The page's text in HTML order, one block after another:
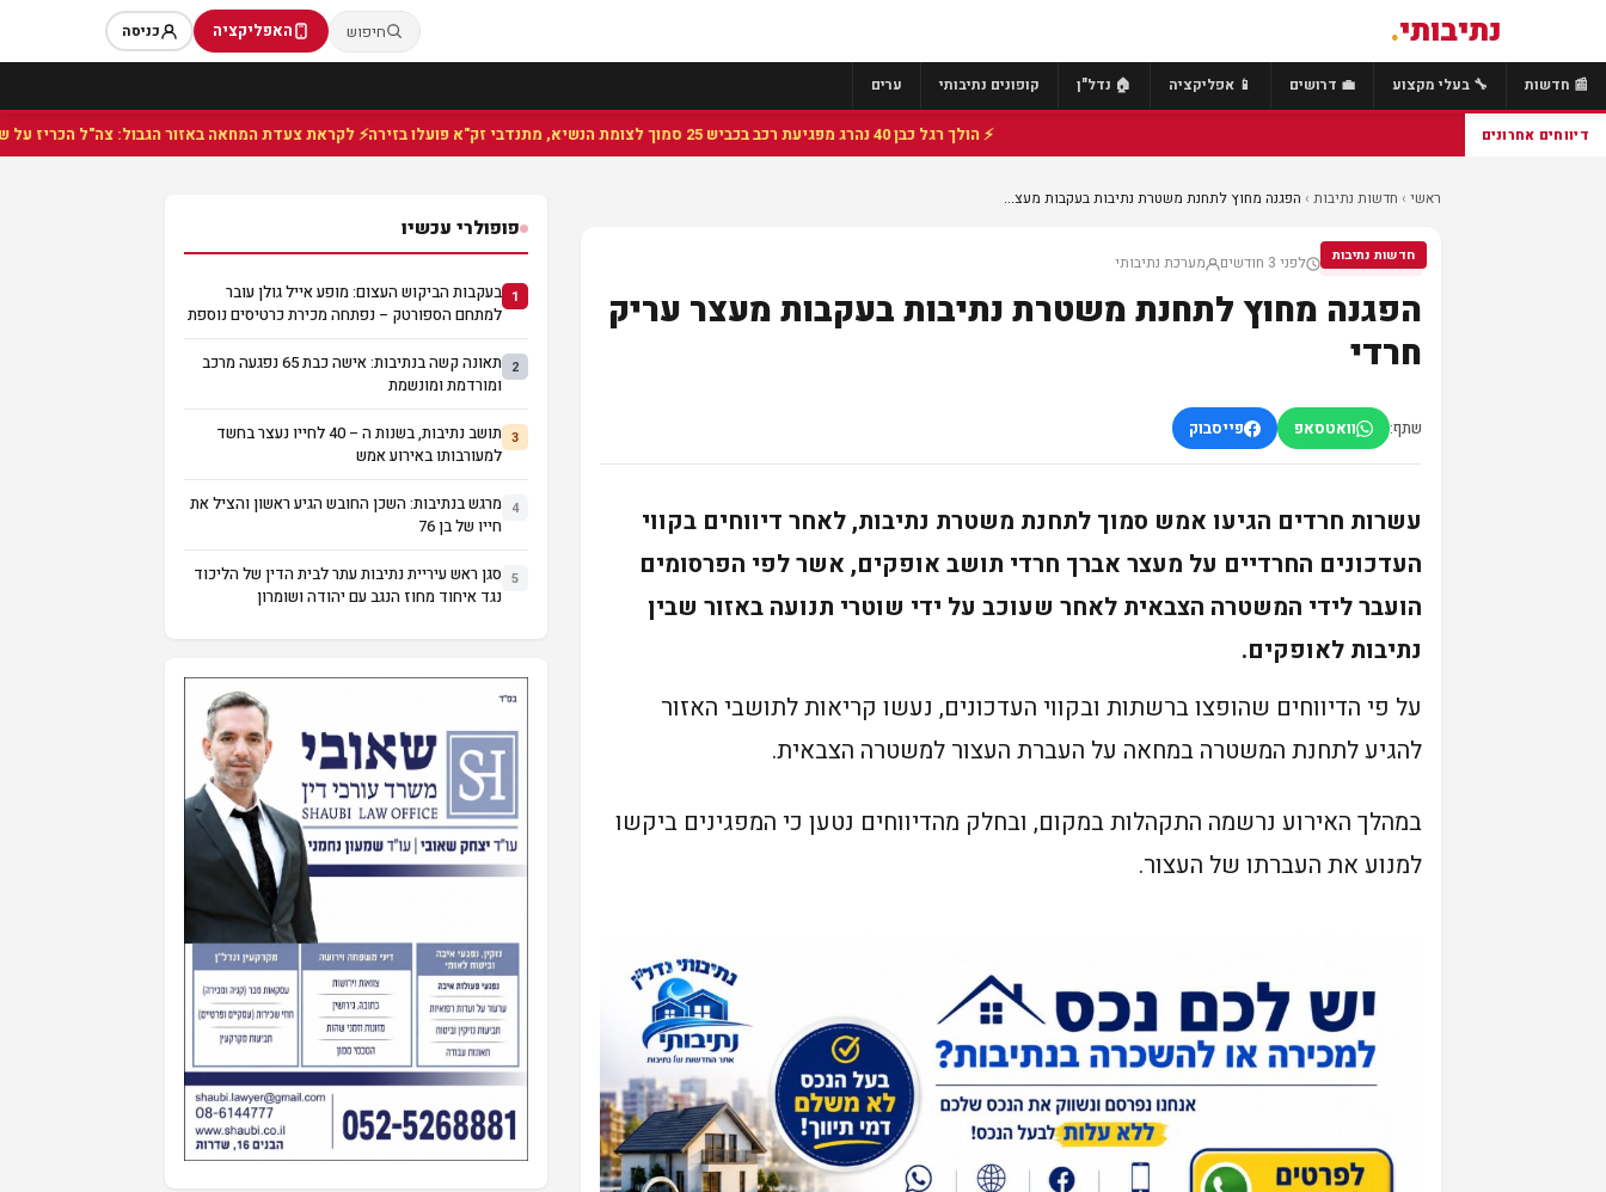
נתיבותי. חיפוש האפליקציה כניסה
📰 חדשות 🔧 בעלי מקצוע 💼 דרושים 📱 אפליקציה 🏠 נדל"ן קופונים נתיבותי ערים
דיווחים אחרונים ⚡ הולך רגל כבן 40 נהרג מפגיעת רכב בכביש 25 סמוך לצומת הנשיא, מתנדבי זק"א פועלו בזירה ⚡ לקראת צעדת המחאה באזור הגבול: צה"ל הכריז על שטח
ראשי › חדשות נתיבות › הפגנה מחוץ לתחנת משטרת נתיבות בעקבות מעצ...
חדשות נתיבות
חדשות נתיבות לפני 3 חודשים מערכת נתיבותי
הפגנה מחוץ לתחנת משטרת נתיבות בעקבות מעצר עריק
חרדי
שתף: וואטסאפ פייסבוק
עשרות חרדים הגיעו אמש סמוך לתחנת משטרת נתיבות, לאחר דיווחים בקווי
העדכונים החרדיים על מעצר אברך חרדי תושב אופקים, אשר לפי הפרסומים
הועבר לידי המשטרה הצבאית לאחר שעוכב על ידי שוטרי תנועה באזור שבין
נתיבות לאופקים.
על פי הדיווחים שהופצו ברשתות ובקווי העדכונים, נעשו קריאות לתושבי האזור
להגיע לתחנת המשטרה במחאה על העברת העצור למשטרה הצבאית.
במהלך האירוע נרשמה התקהלות במקום, ובחלק מהדיווחים נטען כי המפגינים ביקשו
למנוע את העברתו של העצור.
פופולרי עכשיו
1 בעקבות הביקוש העצום: מופע אייל גולן עובר
למתחם הספורטק – נפתחה מכירת כרטיסים נוספת
2
תאונה קשה בנתיבות: אישה כבת 65 נפגעה מרכב
ומורדמת ומונשמת
3
תושב נתיבות, בשנות ה – 40 לחייו נעצר בחשד
למעורבותו באירוע אמש
4 מרגש בנתיבות: השכן החובש הגיע ראשון והציל את
חייו של בן 76
5 סגן ראש עיריית נתיבות עתר לבית הדין של הליכוד
נגד איחוד מחוז הנגב עם יהודה ושומרון